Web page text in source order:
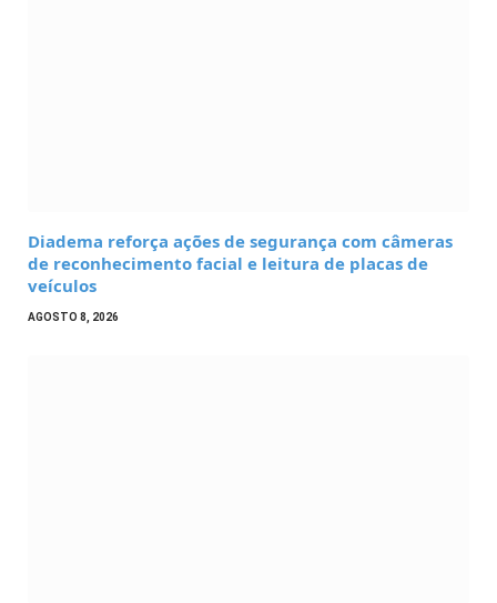
Diadema reforça ações de segurança com câmeras
de reconhecimento facial e leitura de placas de
veículos
AGOSTO 8, 2026